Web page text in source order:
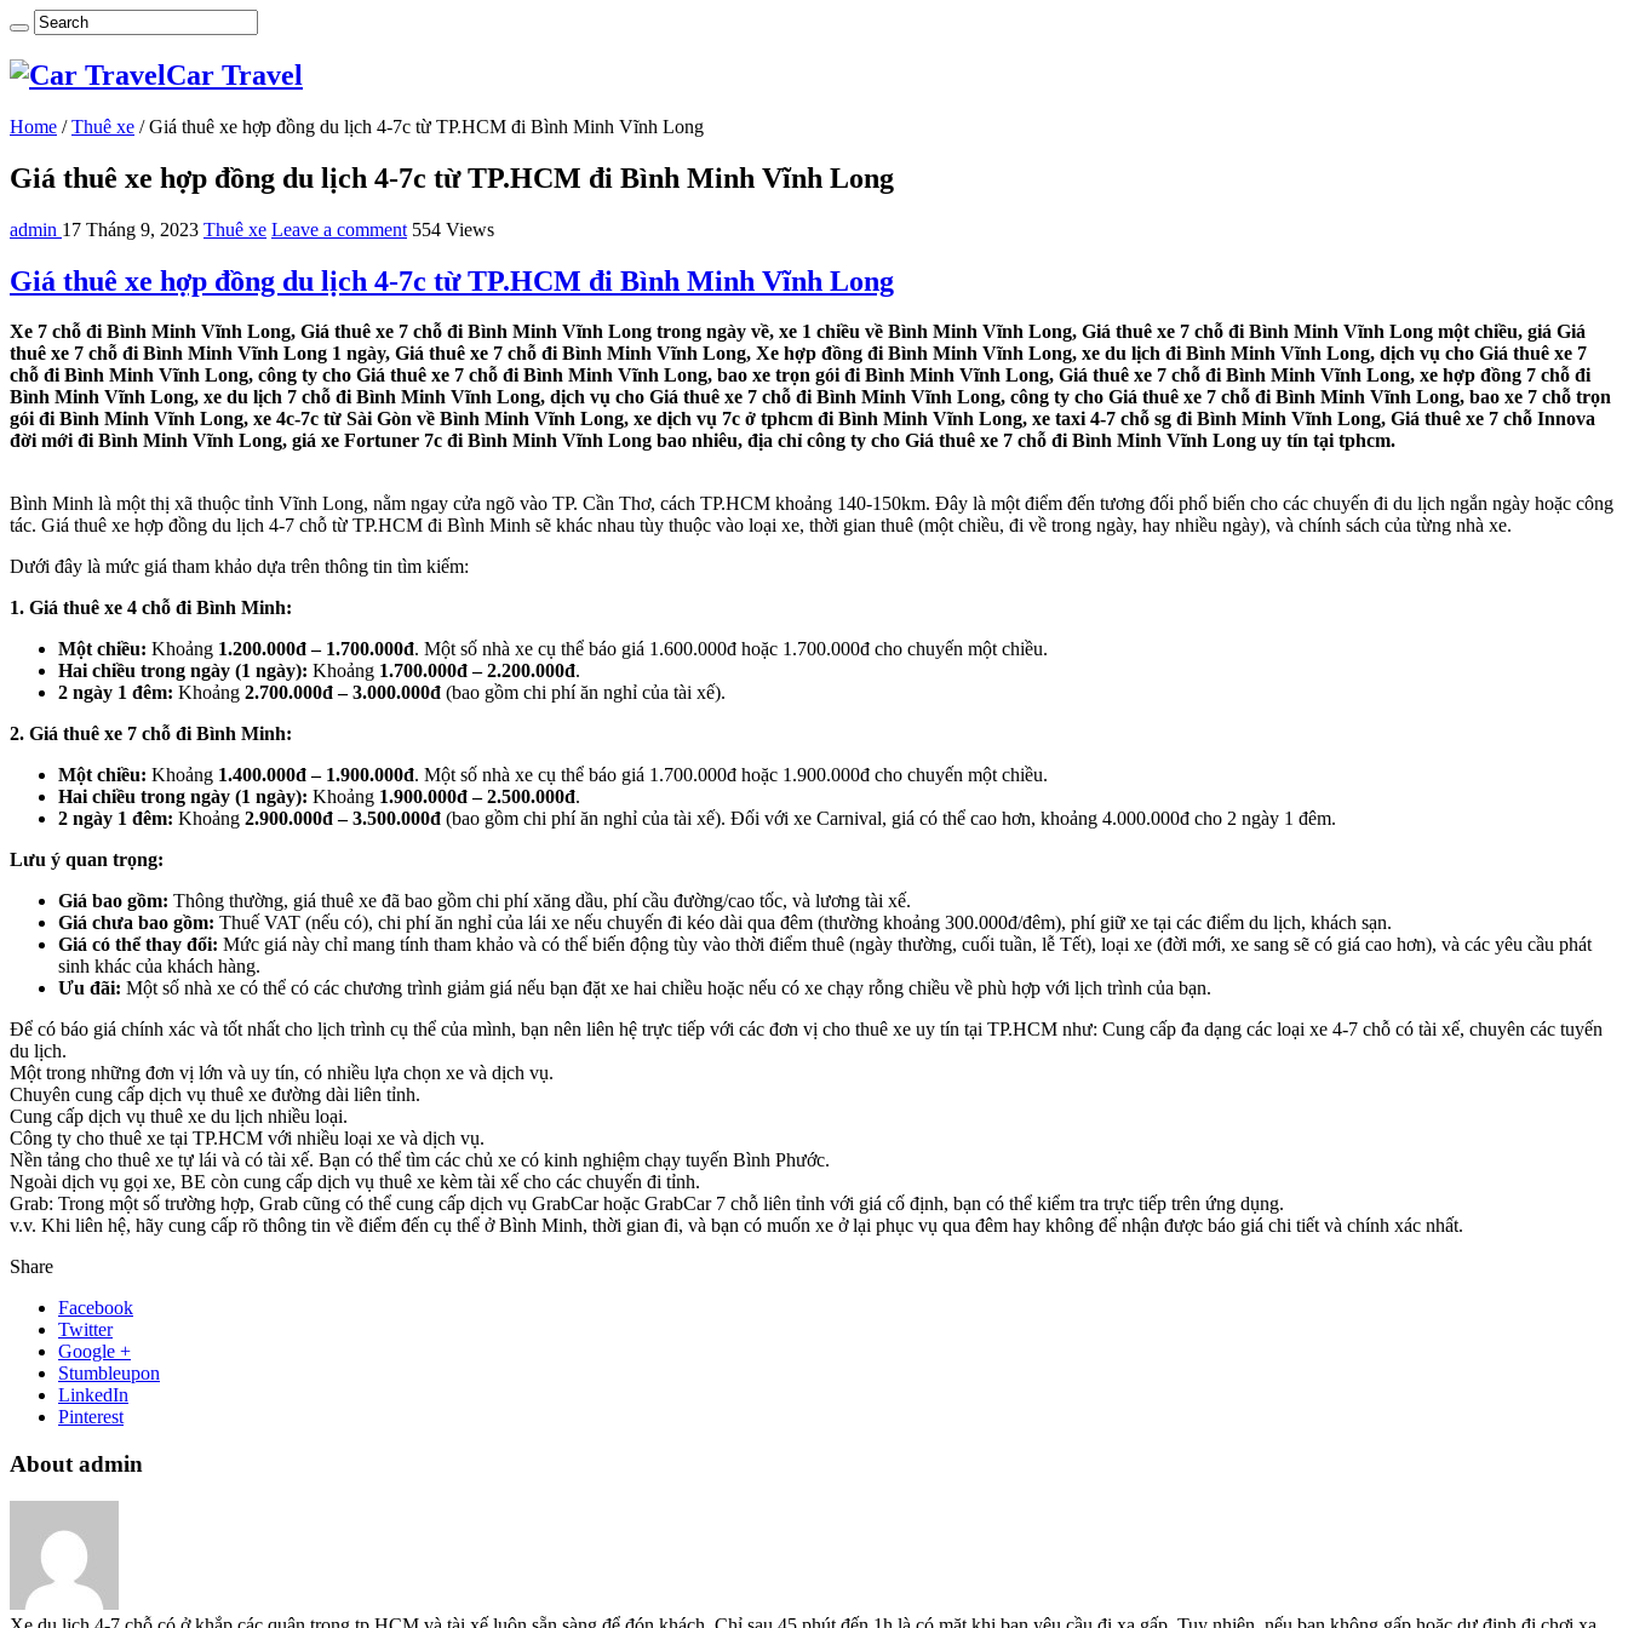
Car Travel
Home / Thuê xe / Giá thuê xe hợp đồng du lịch 4-7c từ TP.HCM đi Bình Minh Vĩnh Long
Giá thuê xe hợp đồng du lịch 4-7c từ TP.HCM đi Bình Minh Vĩnh Long
admin 17 Tháng 9, 2023 Thuê xe Leave a comment 554 Views
Giá thuê xe hợp đồng du lịch 4-7c từ TP.HCM đi Bình Minh Vĩnh Long
Xe 7 chỗ đi Bình Minh Vĩnh Long, Giá thuê xe 7 chỗ đi Bình Minh Vĩnh Long trong ngày về, xe 1 chiều về Bình Minh Vĩnh Long, Giá thuê xe 7 chỗ đi Bình Minh Vĩnh Long một chiều, giá Giá
thuê xe 7 chỗ đi Bình Minh Vĩnh Long 1 ngày, Giá thuê xe 7 chỗ đi Bình Minh Vĩnh Long, Xe hợp đồng đi Bình Minh Vĩnh Long, xe du lịch đi Bình Minh Vĩnh Long, dịch vụ cho Giá thuê xe 7
chỗ đi Bình Minh Vĩnh Long, công ty cho Giá thuê xe 7 chỗ đi Bình Minh Vĩnh Long, bao xe trọn gói đi Bình Minh Vĩnh Long, Giá thuê xe 7 chỗ đi Bình Minh Vĩnh Long, xe hợp đồng 7 chỗ đi
Bình Minh Vĩnh Long, xe du lịch 7 chỗ đi Bình Minh Vĩnh Long, dịch vụ cho Giá thuê xe 7 chỗ đi Bình Minh Vĩnh Long, công ty cho Giá thuê xe 7 chỗ đi Bình Minh Vĩnh Long, bao xe 7 chỗ trọn
gói đi Bình Minh Vĩnh Long, xe 4c-7c từ Sài Gòn về Bình Minh Vĩnh Long, xe dịch vụ 7c ở tphcm đi Bình Minh Vĩnh Long, xe taxi 4-7 chỗ sg đi Bình Minh Vĩnh Long, Giá thuê xe 7 chỗ Innova
đời mới đi Bình Minh Vĩnh Long, giá xe Fortuner 7c đi Bình Minh Vĩnh Long bao nhiêu, địa chỉ công ty cho Giá thuê xe 7 chỗ đi Bình Minh Vĩnh Long uy tín tại tphcm.
Bình Minh là một thị xã thuộc tỉnh Vĩnh Long, nằm ngay cửa ngõ vào TP. Cần Thơ, cách TP.HCM khoảng 140-150km. Đây là một điểm đến tương đối phổ biến cho các chuyến đi du lịch ngắn ngày hoặc công
tác. Giá thuê xe hợp đồng du lịch 4-7 chỗ từ TP.HCM đi Bình Minh sẽ khác nhau tùy thuộc vào loại xe, thời gian thuê (một chiều, đi về trong ngày, hay nhiều ngày), và chính sách của từng nhà xe.
Dưới đây là mức giá tham khảo dựa trên thông tin tìm kiếm:
1. Giá thuê xe 4 chỗ đi Bình Minh:
Một chiều: Khoảng 1.200.000đ – 1.700.000đ. Một số nhà xe cụ thể báo giá 1.600.000đ hoặc 1.700.000đ cho chuyến một chiều.
Hai chiều trong ngày (1 ngày): Khoảng 1.700.000đ – 2.200.000đ.
2 ngày 1 đêm: Khoảng 2.700.000đ – 3.000.000đ (bao gồm chi phí ăn nghỉ của tài xế).
2. Giá thuê xe 7 chỗ đi Bình Minh:
Một chiều: Khoảng 1.400.000đ – 1.900.000đ. Một số nhà xe cụ thể báo giá 1.700.000đ hoặc 1.900.000đ cho chuyến một chiều.
Hai chiều trong ngày (1 ngày): Khoảng 1.900.000đ – 2.500.000đ.
2 ngày 1 đêm: Khoảng 2.900.000đ – 3.500.000đ (bao gồm chi phí ăn nghỉ của tài xế). Đối với xe Carnival, giá có thể cao hơn, khoảng 4.000.000đ cho 2 ngày 1 đêm.
Lưu ý quan trọng:
Giá bao gồm: Thông thường, giá thuê xe đã bao gồm chi phí xăng dầu, phí cầu đường/cao tốc, và lương tài xế.
Giá chưa bao gồm: Thuế VAT (nếu có), chi phí ăn nghỉ của lái xe nếu chuyến đi kéo dài qua đêm (thường khoảng 300.000đ/đêm), phí giữ xe tại các điểm du lịch, khách sạn.
Giá có thể thay đổi: Mức giá này chỉ mang tính tham khảo và có thể biến động tùy vào thời điểm thuê (ngày thường, cuối tuần, lễ Tết), loại xe (đời mới, xe sang sẽ có giá cao hơn), và các yêu cầu phát
sinh khác của khách hàng.
Ưu đãi: Một số nhà xe có thể có các chương trình giảm giá nếu bạn đặt xe hai chiều hoặc nếu có xe chạy rỗng chiều về phù hợp với lịch trình của bạn.
Để có báo giá chính xác và tốt nhất cho lịch trình cụ thể của mình, bạn nên liên hệ trực tiếp với các đơn vị cho thuê xe uy tín tại TP.HCM như: Cung cấp đa dạng các loại xe 4-7 chỗ có tài xế, chuyên các tuyến
du lịch.
Một trong những đơn vị lớn và uy tín, có nhiều lựa chọn xe và dịch vụ.
Chuyên cung cấp dịch vụ thuê xe đường dài liên tỉnh.
Cung cấp dịch vụ thuê xe du lịch nhiều loại.
Công ty cho thuê xe tại TP.HCM với nhiều loại xe và dịch vụ.
Nền tảng cho thuê xe tự lái và có tài xế. Bạn có thể tìm các chủ xe có kinh nghiệm chạy tuyến Bình Phước.
Ngoài dịch vụ gọi xe, BE còn cung cấp dịch vụ thuê xe kèm tài xế cho các chuyến đi tỉnh.
Grab: Trong một số trường hợp, Grab cũng có thể cung cấp dịch vụ GrabCar hoặc GrabCar 7 chỗ liên tỉnh với giá cố định, bạn có thể kiểm tra trực tiếp trên ứng dụng.
v.v. Khi liên hệ, hãy cung cấp rõ thông tin về điểm đến cụ thể ở Bình Minh, thời gian đi, và bạn có muốn xe ở lại phục vụ qua đêm hay không để nhận được báo giá chi tiết và chính xác nhất.
Share
Facebook
Twitter
Google +
Stumbleupon
LinkedIn
Pinterest
About admin